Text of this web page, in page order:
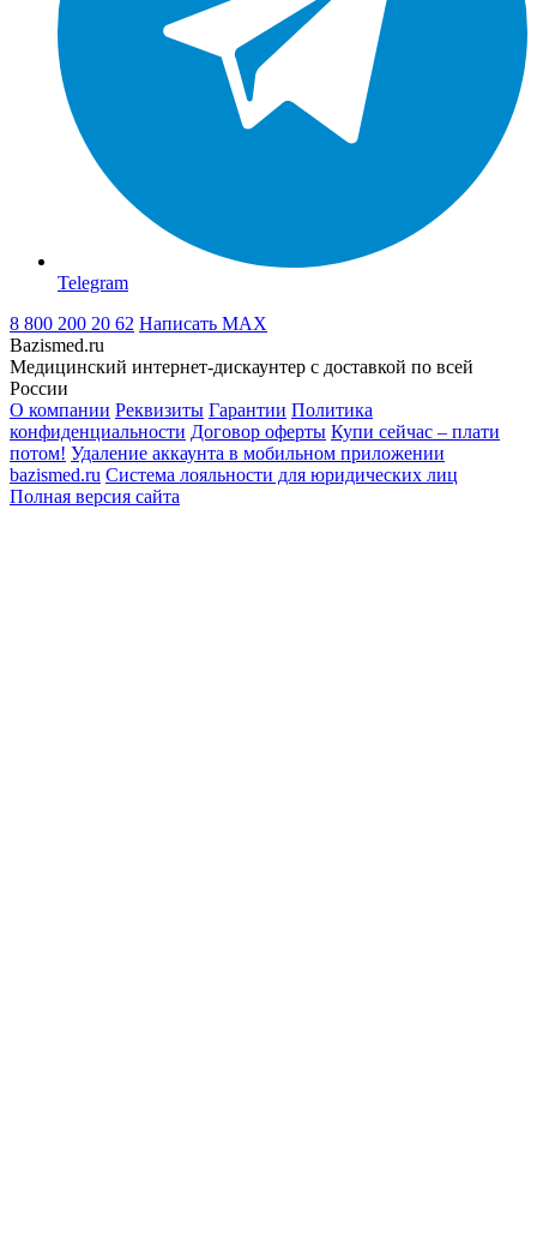
Telegram
8 800 200 20 62 Написать MAX
Bazismed.ru
Медицинский интернет-дискаунтер с доставкой по всей
России
О компании Реквизиты Гарантии Политика
конфиденциальности Договор оферты Купи сейчас – плати
потом! Удаление аккаунта в мобильном приложении
bazismed.ru Система лояльности для юридических лиц
Полная версия сайта